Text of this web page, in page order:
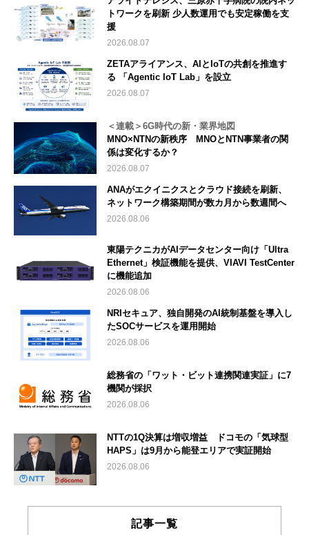
トワークを刷新 少人数運用でも安定稼働を支
援
2026.08.07
ZETAアライアンス、AIとIoTの共創を推進す
る 「Agentic IoT Lab」を設立
2026.08.07
＜連載＞6G時代の新・業界地図
MNO×NTNの新秩序 MNOとNTN事業者の関
係は変化するか？
2026.08.07
ANAがエクイニクスとクラウド接続を刷新、
ネットワーク構築期間が数カ月から数週間へ
2026.08.06
東陽テクニカがAIデータセンター向け「Ultra
Ethernet」検証機能を提供、VIAVI TestCenter
に機能追加
2026.08.06
NRIセキュア、独自開発のAI統制基盤を導入し
たSOCサービスを運用開始
2026.08.06
総務省の「ワット・ビット連携関連実証」に7
機関が採択
2026.08.06
NTTの1Q決算は増収増益 ドコモの「気球型
HAPS」は9月から能登エリアで実証開始
2026.08.06
記事一覧